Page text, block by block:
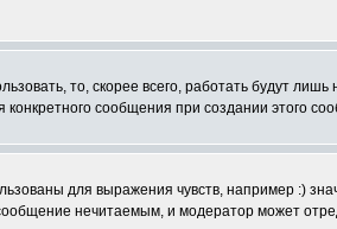
то, скорее всего, работать будут лишь
сообщения при создании этого
для выражения чувств, например :)
нечитаемым, и модератор может